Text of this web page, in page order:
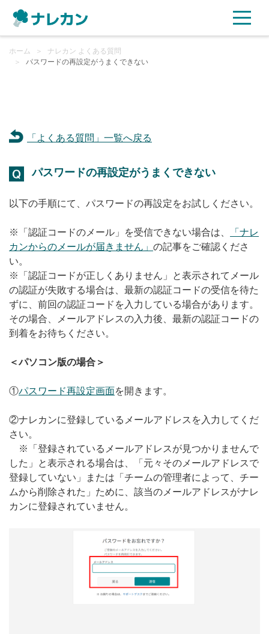
ご利用プラン
資料ダウンロード
無料トライアル
ログイン
ホーム ＞
ナレカン よくある質問
＞
パスワードの再設定がうまくできない
「よくある質問」一覧へ戻る
パスワードの再設定がうまくできない
以下の手順にて、パスワードの再設定をお試しください。
※「認証コードのメール」を受信できない場合は、
「ナレ
カンからのメールが届きません」 の記事をご確認くださ
い。
※「認証コードが正しくありません」と表示されてメール
の認証が失敗する場合は、最新の認証コードの受信を待た
ずに、前回の認証コードを入力している場合があります。
その場合、メールアドレスの入力後、最新の認証コードの
到着をお待ちください。
＜パソコン版の場合＞
①パスワード再設定画面を開きます。
②ナレカンに登録しているメールアドレスを入力してくだ
さい。
※「登録されているメールアドレスが見つかりませんで
した」と表示される場合は、「元々そのメールアドレスで
登録していない」または「チームの管理者によって、チー
ムから削除された」ために、該当のメールアドレスがナレ
カンに登録されていません。